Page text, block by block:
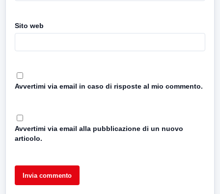
Sito web
Avvertimi via email in caso di risposte al mio commento.
Avvertimi via email alla pubblicazione di un nuovo
articolo.